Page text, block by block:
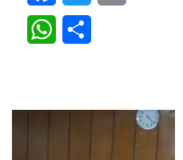
WhatsApp